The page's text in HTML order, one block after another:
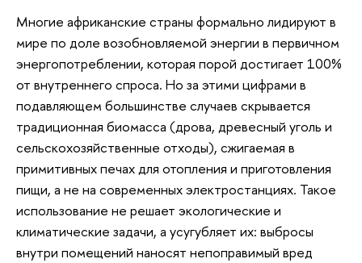
Многие африканские страны формально лидируют в
мире по доле возобновляемой энергии в первичном
энергопотреблении, которая порой достигает 100%
от внутреннего спроса. Но за этими цифрами в
подавляющем большинстве случаев скрывается
традиционная биомасса (дрова, древесный уголь и
сельскохозяйственные отходы), сжигаемая в
примитивных печах для отопления и приготовления
пищи, а не на современных электростанциях. Такое
использование не решает экологические и
климатические задачи, а усугубляет их: выбросы
внутри помещений наносят непоправимый вред